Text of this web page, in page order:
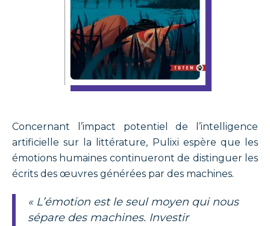
Concernant l’impact potentiel de l’intelligence
artificielle sur la littérature, Pulixi espère que les
émotions humaines continueront de distinguer les
écrits des œuvres générées par des machines.
« L’émotion est le seul moyen qui nous
sépare des machines. Investir